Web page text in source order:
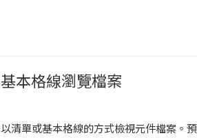
本格線瀏覽檔案
清單或基本格線的方式檢視元件檔案。